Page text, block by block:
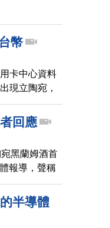
幣
卡中心資料
現立陶宛，
陶宛刷卡超
刷卡消費、
億元。高
回應
黑蘭姆酒首
報導，聲稱
柯宇綸上網
幣。對此，
半導體